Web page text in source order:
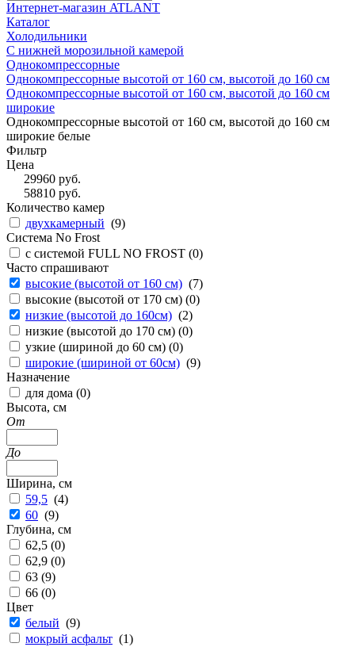
Интернет-магазин ATLANT
Каталог
Холодильники
С нижней морозильной камерой
Однокомпрессорные
Однокомпрессорные высотой от 160 см, высотой до 160 см
Однокомпрессорные высотой от 160 см, высотой до 160 см
широкие
Однокомпрессорные высотой от 160 см, высотой до 160 см
широкие белые
Фильтр
Цена
29960руб.
58810руб.
Количество камер
двухкамерный (9)
Система No Frost
с системой FULL NO FROST (0)
Часто спрашивают
высокие (высотой от 160 см) (7)
высокие (высотой от 170 см) (0)
низкие (высотой до 160см) (2)
низкие (высотой до 170 см) (0)
узкие (шириной до 60 см) (0)
широкие (шириной от 60см) (9)
Назначение
для дома (0)
Высота, см
От
До
Ширина, см
59,5 (4)
60 (9)
Глубина, см
62,5 (0)
62,9 (0)
63 (9)
66 (0)
Цвет
белый (9)
мокрый асфальт (1)